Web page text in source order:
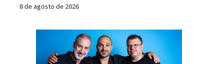
8 de agosto de 2026